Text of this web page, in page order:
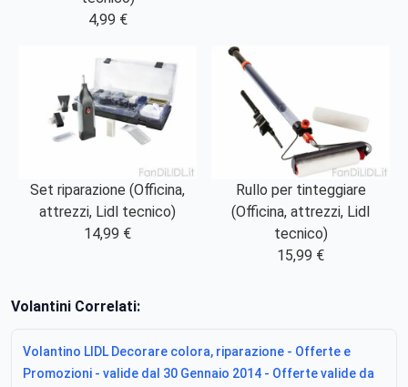
4,99 €
Set riparazione (Officina,
attrezzi, Lidl tecnico)
14,99 €
Rullo per tinteggiare
(Officina, attrezzi, Lidl
tecnico)
15,99 €
Volantini Correlati:
Volantino LIDL Decorare colora, riparazione - Offerte e
Promozioni - valide dal 30 Gennaio 2014 - Offerte valide da